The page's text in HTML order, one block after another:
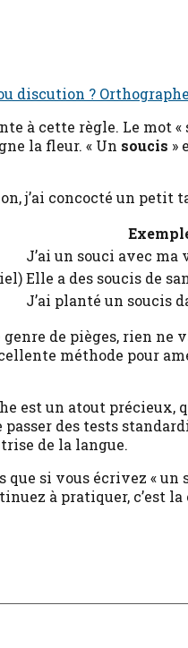
discution ?
à cette règle. Le mot
la fleur. « Un soucis »
j’ai concocté un petit
J’ai un souci avec ma
Elle a des soucis de
J’ai planté un soucis
de pièges, rien ne
méthode pour
est un atout
des tests
de la langue.
si vous écrivez « un
à pratiquer, c’est